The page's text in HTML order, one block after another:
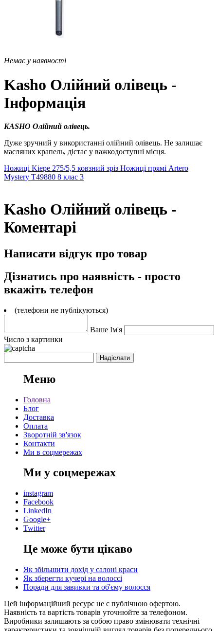
Немає у наявності
Kasho Олійний олівець -
Інформація
KASHO Олійний олівець.
Дуже зручний у використанні олійний олівець. Не залишає
масляних крапель, дістає у важкодоступні місця.
Ножиці Kiepe 275/5,5 ковзний зріз Ножиці прямі Artero
Mystery Т49880 8 клас 3
Kasho Олійний олівець -
Коментарі
Написати відгук про товар
Дізнатись про наявність - просто
вкажіть телефон
(телефони не публікуються)
Ваше Ім'я
Число з картинки
Меню
Головна
Блог
Доставка
Оплата
Зворотній зв'язок
Контакти
Ми в соцмережах
Ми у соцмережах
instagram
Facebook
LinkedIn
Google+
Twitter
Це може бути цікаво
Як збільшити дохід у салоні краси
Як зберегти кучері на волоссі
Поради для завивки та об'єму волосся
Цей інформаційний ресурс не є публічною офертою.
Наявність та вартість товарів уточнюйте за телефоном.
Виробники залишають за собою право змінювати технічні